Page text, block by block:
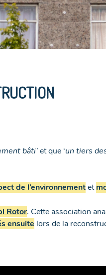
bâti’et que ‘un tiers
de l’environnementet
Rotor. Cette association
ensuite lors de la